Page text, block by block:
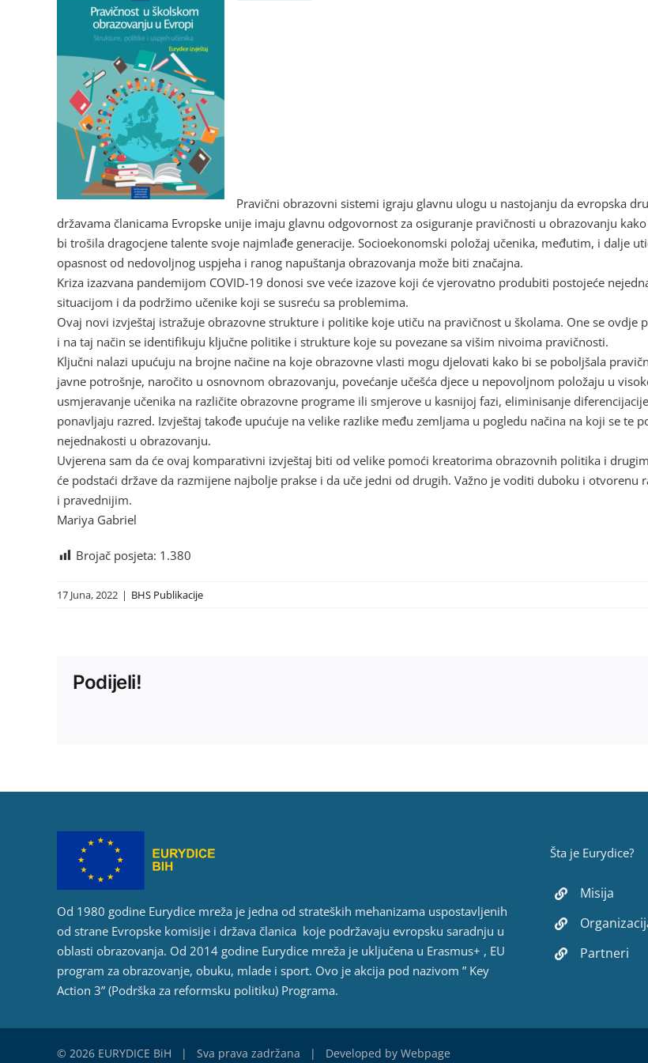
Pravični obrazovni sistemi igraju glavnu ulogu u nastojanju da evropska
državama članicama Evropske unije imaju glavnu odgovornost za osiguranje pravičnosti u obrazovanju
bi trošila dragocjene talente svoje najmlađe generacije. Socioekonomski položaj učenika, međutim, i dalje
opasnost od nedovoljnog uspjeha i ranog napuštanja obrazovanja može biti značajna.
Kriza izazvana pandemijom COVID-19 donosi sve veće izazove koji će vjerovatno produbiti postojeće
situacijom i da podržimo učenike koji se susreću sa problemima.
Ovaj novi izvještaj istražuje obrazovne strukture i politike koje utiču na pravičnost u školama. One se
i na taj način se identifikuju ključne politike i strukture koje su povezane sa višim nivoima pravičnosti.
Ključni nalazi upućuju na brojne načine na koje obrazovne vlasti mogu djelovati kako bi se poboljšala
javne potrošnje, naročito u osnovnom obrazovanju, povećanje učešća djece u nepovoljnom položaju u
usmjeravanje učenika na različite obrazovne programe ili smjerove u kasnijoj fazi, eliminisanje
ponavljaju razred. Izvještaj takođe upućuje na velike razlike među zemljama u pogledu načina na koji se
nejednakosti u obrazovanju.
Uvjerena sam da će ovaj komparativni izvještaj biti od velike pomoći kreatorima obrazovnih politika i
će podstaći države da razmijene najbolje prakse i da uče jedni od drugih. Važno je voditi duboku i
i pravednijim.
Mariya Gabriel
Brojač posjeta: 1.380
17 Juna, 2022 | BHS Publikacije
Podijeli!
Od 1980 godine Eurydice mreža je jedna od strateških mehanizama uspostavljenih
od strane Evropske komisije i država članica koje podržavaju evropsku saradnju u
oblasti obrazovanja. Od 2014 godine Eurydice mreža je uključena u Erasmus+ , EU
program za obrazovanje, obuku, mlade i sport. Ovo je akcija pod nazivom ” Key
Action 3” (Podrška za reformsku politiku) Programa.
Šta je Eurydice?
Misija
Partneri
© 2026 EURYDICE BiH | Sva prava zadržana | Developed by Webpage